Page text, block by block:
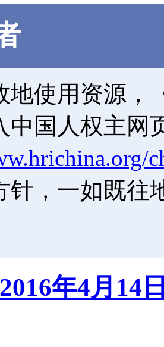
地使用资源，
中国人权主网
针，一如既往
年4月14